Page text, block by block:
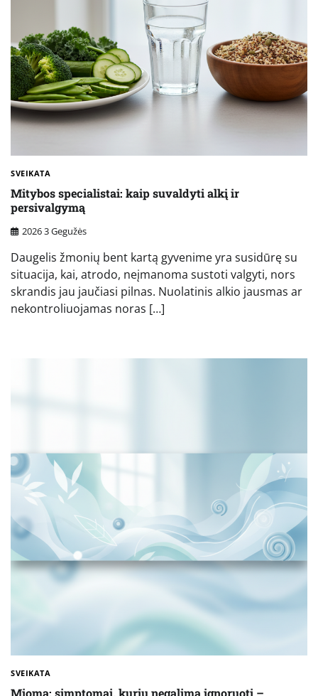
SVEIKATA
Mitybos specialistai: kaip suvaldyti alkį ir
persivalgymą
2026 3 Gegužės
Daugelis žmonių bent kartą gyvenime yra susidūrę su
situacija, kai, atrodo, neįmanoma sustoti valgyti, nors
skrandis jau jaučiasi pilnas. Nuolatinis alkio jausmas ar
nekontroliuojamas noras […]
SVEIKATA
Mioma: simptomai, kurių negalima ignoruoti –